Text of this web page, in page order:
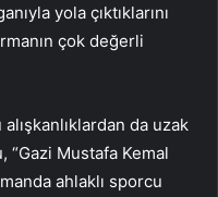
yola çıktıklarını
çok değerli
da uzak
Mustafa Kemal
ahlaklı sporcu